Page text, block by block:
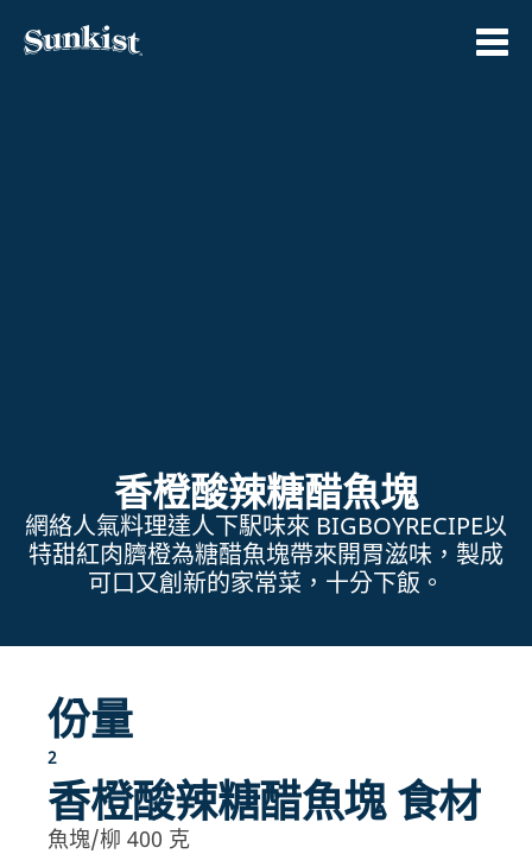
香橙酸辣糖醋魚塊
網絡人氣料理達人下駅味來 BIGBOYRECIPE以
特甜紅肉臍橙為糖醋魚塊帶來開胃滋味，製成
可口又創新的家常菜，十分下飯。
份量
2
香橙酸辣糖醋魚塊 食材
魚塊/柳 400 克